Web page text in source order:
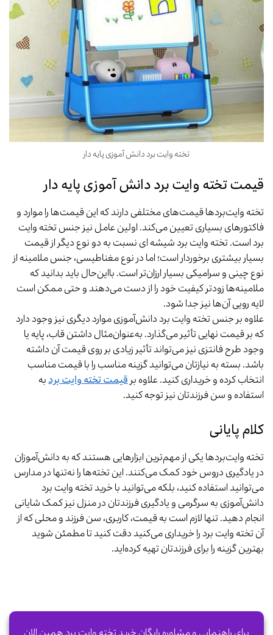
تخته وایت برد دانش آموزی پایه دار
قیمت تخته وایت برد دانش آموزی پایه دار
تخته وایت‌بردها قیمت‌های مختلفی دارند که این قیمت‌ها را موارد و
فاکتورهای بسیاری تعیین می‌کند. اولین عامل نیز جنس تخته وایت
برد است. تخته وایت برد شیشه ای نسبت به دو نوع دیگر از قیمت
بسیار بیشتری برخوردار است؛ اما در نوع مغناطیسی، جنس ملامینه از
نوع چینی و سرامیکی بسیار ارزان‌تر است. بااین‌حال باید بدانید که
ملامینه‌ها زودتر کیفیت خود را از دست می‌دهند و حتی ممکن است
لایه رویی آن‌ها نیز جدا شود.
علاوه بر جنس تخته وایت برد دانش‌آموزی موارد دیگری نیز وجود دارد
که بر قیمت نهایی تأثیر می‌گذارد. به‌عنوان‌مثال داشتن قاب، پایه یا
وجود طرح‌ فانتزی نیز می‌تواند تأثیر زیادی بر روی قیمت آن داشته
باشد. بسته به نیازتان می‌توانید گزینه مناسب را با قیمت مناسب‌
انتخاب کرده و خریداری کنید. علاوه برقیمت تخته وایت بردبه
استفاده و سن فرزندتان نیز توجه کنید.
کلام پایانی
تخته وایت‌بردها یکی از مهم‌ترین ابزارهایی هستند که به دانش‌آموزان
در یادگیری دروس خود کمک می‌کنند. این تخته‌ها را نه‌تنها در مدارس
می‌توانید استفاده کنید، بلکه می‌توانید با خرید تخته وایت برد
دانش‌آموزی به سرگرمی و یادگیری فرزندتان در منزل نیز کمک شایانی
انجام دهید. تنها لازم است به قیمت، کاربری، سن فرزند و محلی که از
آن تخته وایت برد را خریداری می‌کنید دقت کنید تا مطمئن شوید
بهترین گزینه را برای فرزندتان تهیه کرده‌اید.